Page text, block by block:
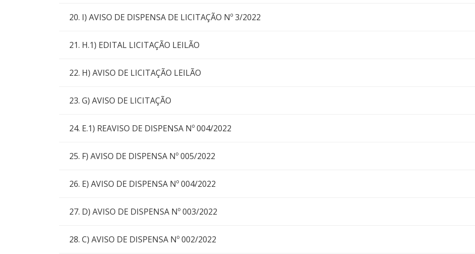
20. I) AVISO DE DISPENSA DE LICITAÇÃO Nº 3/2022
21. H.1) EDITAL LICITAÇÃO LEILÃO
22. H) AVISO DE LICITAÇÃO LEILÃO
23. G) AVISO DE LICITAÇÃO
24. E.1) REAVISO DE DISPENSA Nº 004/2022
25. F) AVISO DE DISPENSA Nº 005/2022
26. E) AVISO DE DISPENSA Nº 004/2022
27. D) AVISO DE DISPENSA Nº 003/2022
28. C) AVISO DE DISPENSA Nº 002/2022